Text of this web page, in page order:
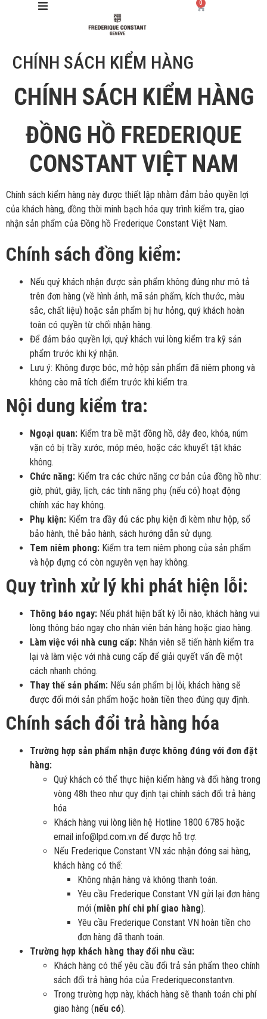
Giới thiệu
Manufacture
Sản phẩm
Bộ sưu tập
Dịch vụ
Store
0
CHÍNH SÁCH KIỂM HÀNG
CHÍNH SÁCH KIỂM HÀNG
ĐỒNG HỒ FREDERIQUE
CONSTANT VIỆT NAM
Chính sách kiểm hàng này được thiết lập nhằm đảm bảo quyền lợi
của khách hàng, đồng thời minh bạch hóa quy trình kiểm tra, giao
nhận sản phẩm của Đồng hồ Frederique Constant Việt Nam.
Chính sách đồng kiểm:
Nếu quý khách nhận được sản phẩm không đúng như mô tả
trên đơn hàng (về hình ảnh, mã sản phẩm, kích thước, màu
sắc, chất liệu) hoặc sản phẩm bị hư hỏng, quý khách hoàn
toàn có quyền từ chối nhận hàng.
Để đảm bảo quyền lợi, quý khách vui lòng kiểm tra kỹ sản
phẩm trước khi ký nhận.
Lưu ý: Không được bóc, mở hộp sản phẩm đã niêm phong và
không cào mã tích điểm trước khi kiểm tra.
Nội dung kiểm tra:
Ngoại quan: Kiểm tra bề mặt đồng hồ, dây đeo, khóa, núm
vặn có bị trầy xước, móp méo, hoặc các khuyết tật khác
không.
Chức năng: Kiểm tra các chức năng cơ bản của đồng hồ như:
giờ, phút, giây, lịch, các tính năng phụ (nếu có) hoạt động
chính xác hay không.
Phụ kiện: Kiểm tra đầy đủ các phụ kiện đi kèm như hộp, sổ
bảo hành, thẻ bảo hành, sách hướng dẫn sử dụng.
Tem niêm phong: Kiểm tra tem niêm phong của sản phẩm
và hộp đựng có còn nguyên vẹn hay không.
Quy trình xử lý khi phát hiện lỗi:
Thông báo ngay: Nếu phát hiện bất kỳ lỗi nào, khách hàng vui
lòng thông báo ngay cho nhân viên bán hàng hoặc giao hàng.
Làm việc với nhà cung cấp: Nhân viên sẽ tiến hành kiểm tra
lại và làm việc với nhà cung cấp để giải quyết vấn đề một
cách nhanh chóng.
Thay thế sản phẩm: Nếu sản phẩm bị lỗi, khách hàng sẽ
được đổi mới sản phẩm hoặc hoàn tiền theo đúng quy định.
Chính sách đổi trả hàng hóa
Trường hợp sản phẩm nhận được không đúng với đơn đặt
hàng:
Quý khách có thể thực hiện kiểm hàng và đổi hàng trong
vòng 48h theo như quy định tại chính sách đổi trả hàng
hóa
Khách hàng vui lòng liên hệ Hotline 1800 6785 hoặc
email info@lpd.com.vn để được hỗ trợ.
Nếu Frederique Constant VN xác nhận đóng sai hàng,
khách hàng có thể:
Không nhận hàng và không thanh toán.
Yêu cầu Frederique Constant VN gửi lại đơn hàng
mới (miễn phí chi phí giao hàng).
Yêu cầu Frederique Constant VN hoàn tiền cho
đơn hàng đã thanh toán.
Trường hợp khách hàng thay đổi nhu cầu:
Khách hàng có thể yêu cầu đổi trả sản phẩm theo chính
sách đổi trả hàng hóa của Frederiqueconstantvn.
Trong trường hợp này, khách hàng sẽ thanh toán chi phí
giao hàng (nếu có).